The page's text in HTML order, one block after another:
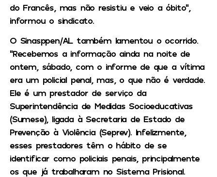
do Francês, mas não resistiu e veio a óbito”,
informou o sindicato.
O Sinasppen/AL também lamentou o ocorrido.
“Recebemos a informação ainda na noite de
ontem, sábado, com o informe de que a vítima
era um policial penal, mas, o que não é verdade.
Ele é um prestador de serviço da
Superintendência de Medidas Socioeducativas
(Sumese), ligada à Secretaria de Estado de
Prevenção à Violência (Seprev). Infelizmente,
esses prestadores têm o hábito de se
identificar como policiais penais, principalmente
os que já trabalharam no Sistema Prisional.